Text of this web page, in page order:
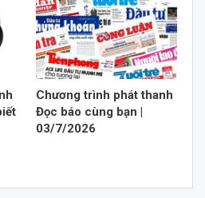
Chương trình phát thanh
Đọc báo cùng bạn |
03/7/2026